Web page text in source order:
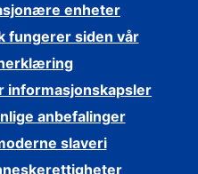
enheter
fungerer siden vår
informasjonskapsler
anbefalinger
slaveri